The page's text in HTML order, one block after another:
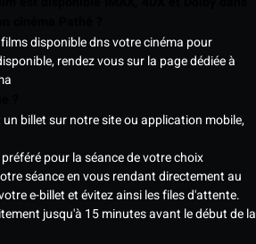
disponible dns votre cinéma pour
rendez vous sur la page dédiée à
billet sur notre site ou application mobile,
pour la séance de votre choix
séance en vous rendant directement au
e-billet et évitez ainsi les files d'attente.
jusqu'à 15 minutes avant le début de la